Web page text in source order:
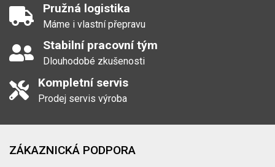
Pružná logistika
Máme i vlastní přepravu
Stabilní pracovní tým
Dlouhodobé zkušenosti
Kompletní servis
Prodej servis výroba
ZÁKAZNICKÁ PODPORA